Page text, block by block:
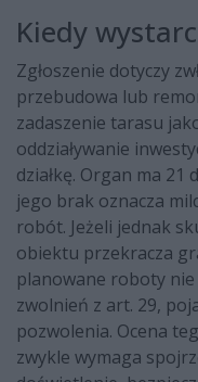
Kiedy
Zgłoszenie dotyczy
przebudowa lub
zadaszenie tarasu
oddziaływanie
działkę. Organ ma
jego brak oznacza
robót. Jeżeli jednak
obiektu przekracza
planowane roboty
zwolnień z art. 29,
pozwolenia. Ocena
zwykle wymaga